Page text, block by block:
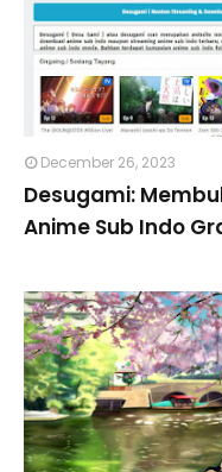
December 26, 2023
Desugami:
Anime Sub Indo